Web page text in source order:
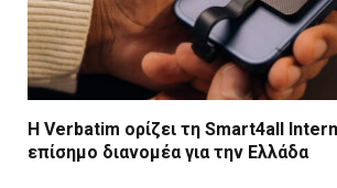
Η Verbatim ορίζει τη Smart4all
επίσημο διανομέα για την Ελλάδα